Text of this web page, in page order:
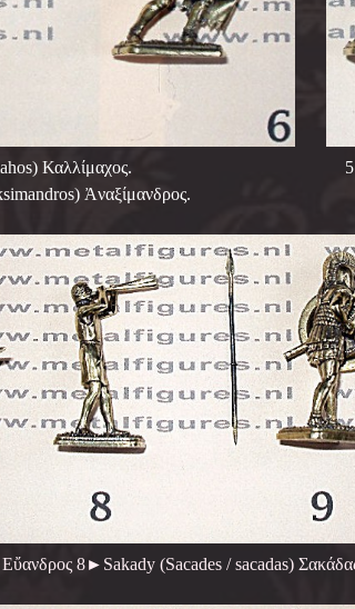
(Kallimahos)
Ἀναξίμανδρος.
8►Sakady (Sacades / sacadas)